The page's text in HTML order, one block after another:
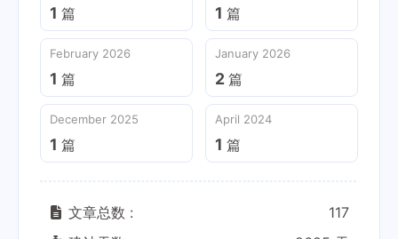
1 篇 1 篇
February 2026
1 篇
January 2026
2 篇
December 2025
1 篇
April 2024
1 篇
文章总数 :
117